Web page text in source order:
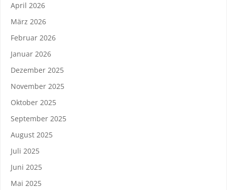
April 2026
März 2026
Februar 2026
Januar 2026
Dezember 2025
November 2025
Oktober 2025
September 2025
August 2025
Juli 2025
Juni 2025
Mai 2025